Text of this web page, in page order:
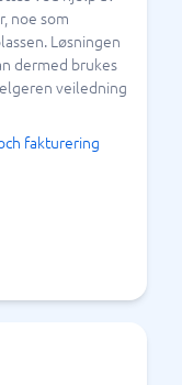
noe som
Løsningen
dermed brukes
veiledning
fakturering